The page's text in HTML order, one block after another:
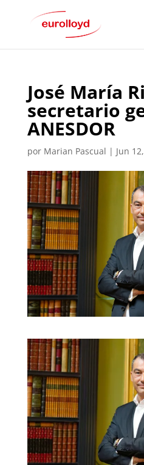
José María
secretario
ANESDOR
por Marian Pascual | Jun